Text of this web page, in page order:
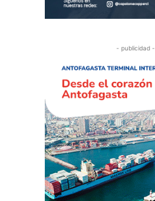
- publicidad -